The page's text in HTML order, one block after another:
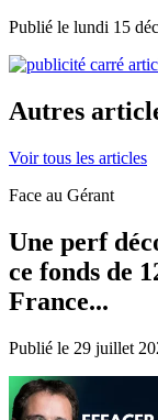
Publié le lundi 15
Autres
Voir tous les articles
Face au Gérant
Une perf
ce fonds de
France...
Publié le 29 juillet